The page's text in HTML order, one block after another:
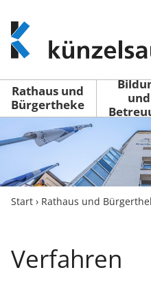
www.kuenzelsau.de
(zur
Startseite)
Rathaus und
Bürgertheke
und
Start › Rathaus und
Verfahren